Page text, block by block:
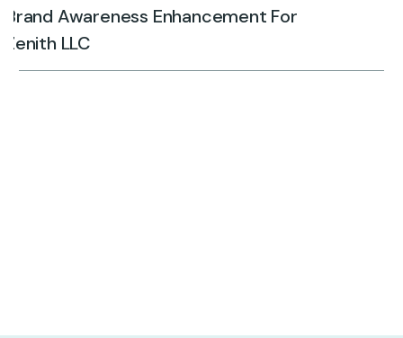
Brand Awareness Enhancement For
Zenith LLC